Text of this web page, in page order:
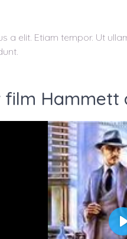
a elit. Etiam tempor. Ut
film Hammett